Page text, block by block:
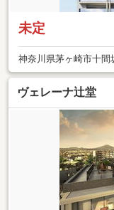
未定
神奈川県茅ヶ崎市十間
ヴェレーナ辻堂